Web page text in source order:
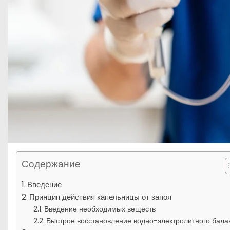
Содержание
Введение
Принцип действия капельницы от запоя
Введение необходимых веществ
Быстрое восстановление водно-электролитного